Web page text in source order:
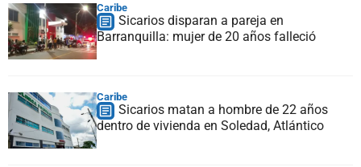
Caribe
Sicarios disparan a pareja en
Barranquilla: mujer de 20 años falleció
Caribe
Sicarios matan a hombre de 22 años
dentro de vivienda en Soledad, Atlántico